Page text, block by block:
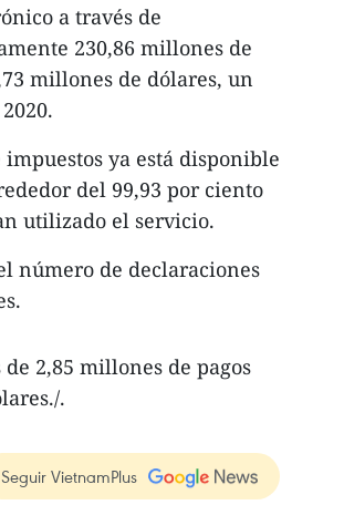
a través de
230,86 millones de
millones de dólares, un
ya está disponible
del 99,93 por ciento
utilizado el servicio.
número de declaraciones
2,85 millones de pagos
.
Seguir VietnamPlus